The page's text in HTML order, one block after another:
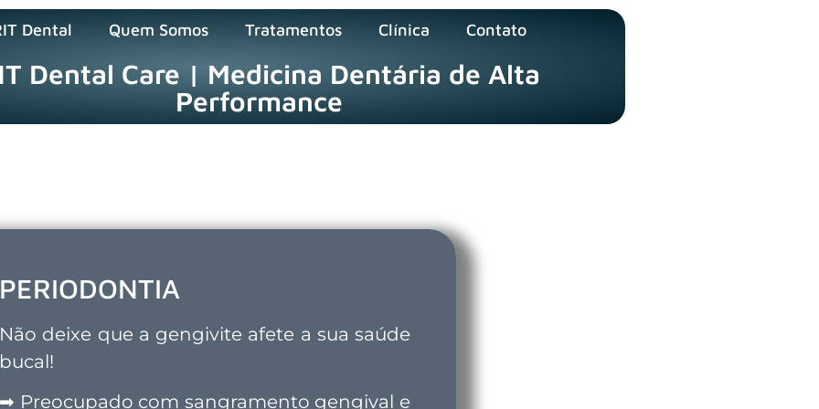
Dental Quem Somos Tratamentos Clínica Contato
Dental Care | Medicina Dentária de Alta
Performance
PERIODONTIA
Não deixe que a gengivite afete a sua saúde
bucal!
➡ Preocupado com sangramento gengival e